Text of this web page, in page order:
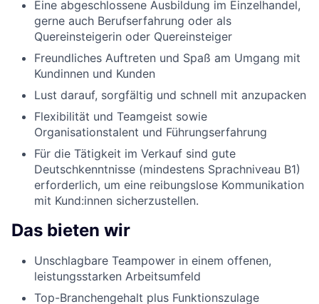
Eine abgeschlossene Ausbildung im Einzelhandel,
gerne auch Berufserfahrung oder als
Quereinsteigerin oder Quereinsteiger
Freundliches Auftreten und Spaß am Umgang mit
Kundinnen und Kunden
Lust darauf, sorgfältig und schnell mit anzupacken
Flexibilität und Teamgeist sowie
Organisationstalent und Führungserfahrung
Für die Tätigkeit im Verkauf sind gute
Deutschkenntnisse (mindestens Sprachniveau B1)
erforderlich, um eine reibungslose Kommunikation
mit Kund:innen sicherzustellen.
Das bieten wir
Unschlagbare Teampower in einem offenen,
leistungsstarken Arbeitsumfeld
Top-Branchengehalt plus Funktionszulage